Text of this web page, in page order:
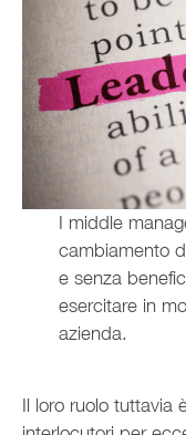
I middle
cambiamento
e senza
esercitare in
azienda.
Il loro ruolo tuttavia